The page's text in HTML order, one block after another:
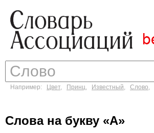
Например: Цвет, Принц, Известный, Слово,
Слова на букву «А»